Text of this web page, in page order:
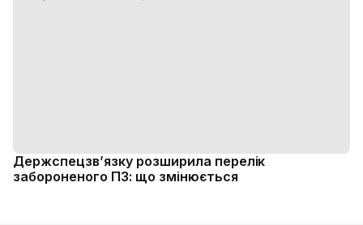
Держспецзв’язку розширила перелік
забороненого ПЗ: що змінюється